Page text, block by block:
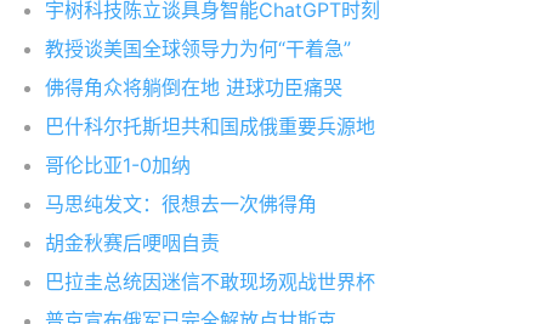
宇树科技陈立谈具身智能ChatGPT时刻
教授谈美国全球领导力为何“干着急”
佛得角众将躺倒在地 进球功臣痛哭
巴什科尔托斯坦共和国成俄重要兵源地
哥伦比亚1-0加纳
马思纯发文：很想去一次佛得角
胡金秋赛后哽咽自责
巴拉圭总统因迷信不敢现场观战世界杯